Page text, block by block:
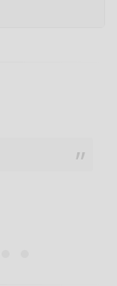
tornare a
fammi sapere.